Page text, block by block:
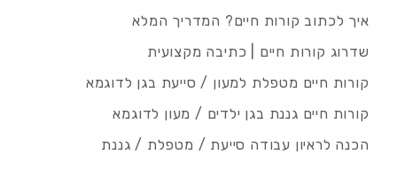
איך לכתוב קורות חיים? המדריך המלא
שדרוג קורות חיים | כתיבה מקצועית
קורות חיים מטפלת למעון / סייעת בגן לדוגמא
קורות חיים גננת בגן ילדים / מעון לדוגמא
הכנה לראיון עבודה סייעת / מטפלת / גננת